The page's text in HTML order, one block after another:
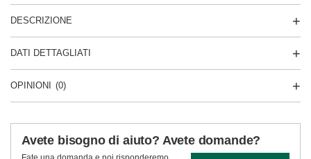
DESCRIZIONE
DATI DETTAGLIATI
OPINIONI (0)
Avete bisogno di aiuto? Avete domande?